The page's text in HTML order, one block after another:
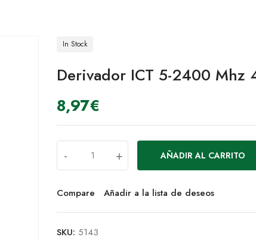
In Stock
Derivador ICT 5-2400 Mhz
8,97€
- + AÑADIR AL CARRITO
Compare Añadir a la lista de deseos
SKU: 5143